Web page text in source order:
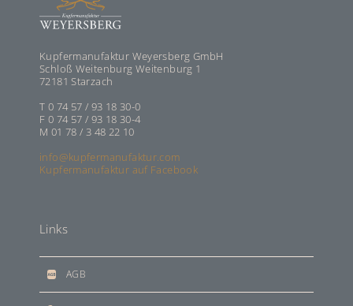
Kupfermanufaktur Weyersberg GmbH
Schloß Weitenburg Weitenburg 1
72181 Starzach
T 0 74 57 / 93 18 30-0
F 0 74 57 / 93 18 30-4
M 01 78 / 3 48 22 10
info@kupfermanufaktur.com
Kupfermanufaktur auf Facebook
Links
AGB